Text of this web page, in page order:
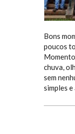
Bons
poucos
chuva,
sem
simples